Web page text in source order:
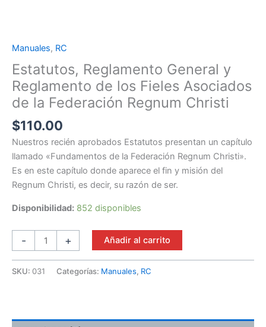
Manuales, RC
Estatutos, Reglamento General y
Reglamento de los Fieles Asociados
de la Federación Regnum Christi
$110.00
Nuestros recién aprobados Estatutos presentan un capítulo
llamado «Fundamentos de la Federación Regnum Christi».
Es en este capítulo donde aparece el fin y misión del
Regnum Christi, es decir, su razón de ser.
Disponibilidad: 852 disponibles
-
Estatutos,
Reglamento
General
y
Reglamento
de
los
Fieles
Asociados
de
Federación
cantidad
+ Añadir al carrito
SKU: 031 Categorías: Manuales, RC